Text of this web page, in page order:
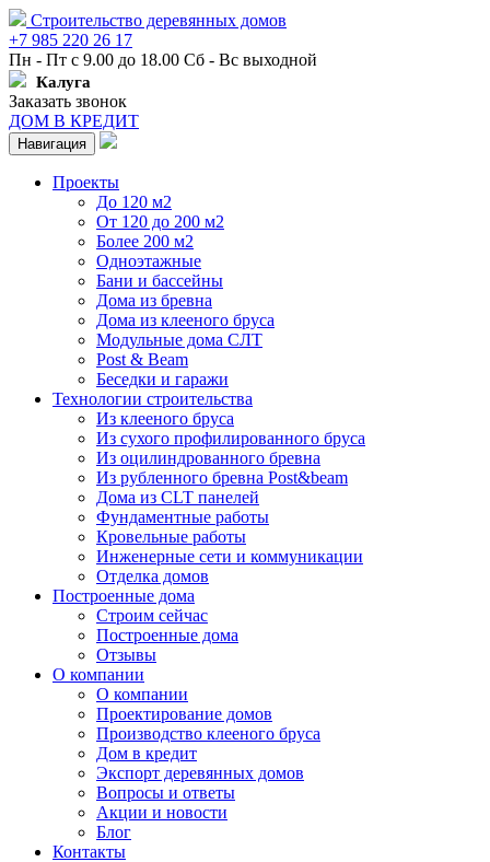
Строительство деревянных домов
+7 985 220 26 17
Пн - Пт с 9.00 до 18.00 Сб - Вс выходной
Калуга
Заказать звонок
ДОМ В КРЕДИТ
Навигация
Проекты
До 120 м2
От 120 до 200 м2
Более 200 м2
Одноэтажные
Бани и бассейны
Дома из бревна
Дома из клееного бруса
Модульные дома СЛТ
Post & Beam
Беседки и гаражи
Технологии строительства
Из клееного бруса
Из сухого профилированного бруса
Из оцилиндрованного бревна
Из рубленного бревна Post&beam
Дома из CLT панелей
Фундаментные работы
Кровельные работы
Инженерные сети и коммуникации
Отделка домов
Построенные дома
Строим сейчас
Построенные дома
Отзывы
О компании
О компании
Проектирование домов
Производство клееного бруса
Дом в кредит
Экспорт деревянных домов
Вопросы и ответы
Акции и новости
Блог
Контакты